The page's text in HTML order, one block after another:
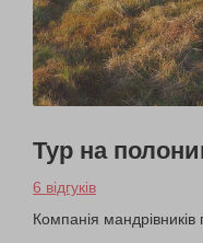
Тур на
6 відгуків
Компанія